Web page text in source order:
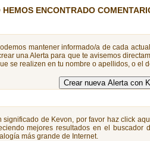
HEMOS ENCONTRADO
mantener informado/a de cada
una Alerta para que te avisemos
se realizen en tu nombre o apellidos, o el
significado de Kevon, por favor haz click
mejores resultados en el buscador
más grande de Internet.